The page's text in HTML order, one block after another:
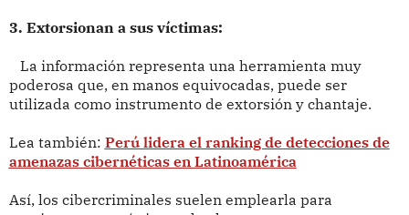
3. Extorsionan a sus víctimas:
La información representa una herramienta muy
poderosa que, en manos equivocadas, puede ser
utilizada como instrumento de extorsión y chantaje.
Lea también: Perú lidera el ranking de detecciones de
amenazas cibernéticas en Latinoamérica
Así, los cibercriminales suelen emplearla para